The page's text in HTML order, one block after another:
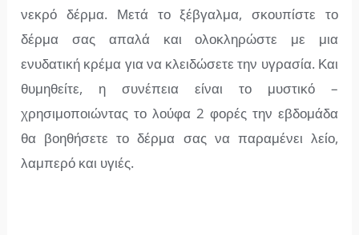
νεκρό δέρμα. Μετά το ξέβγαλμα, σκουπίστε το
δέρμα σας απαλά και ολοκληρώστε με μια
ενυδατική κρέμα για να κλειδώσετε την υγρασία. Και
θυμηθείτε, η συνέπεια είναι το μυστικό –
χρησιμοποιώντας το λούφα 2 φορές την εβδομάδα
θα βοηθήσετε το δέρμα σας να παραμένει λείο,
λαμπερό και υγιές.